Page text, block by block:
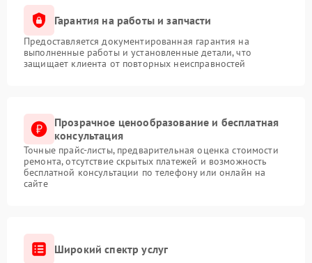
Гарантия на работы и запчасти
Предоставляется документированная гарантия на
выполненные работы и установленные детали, что
защищает клиента от повторных неисправностей
Прозрачное ценообразование и бесплатная
консультация
Точные прайс-листы, предварительная оценка стоимости
ремонта, отсутствие скрытых платежей и возможность
бесплатной консультации по телефону или онлайн на
сайте
Широкий спектр услуг